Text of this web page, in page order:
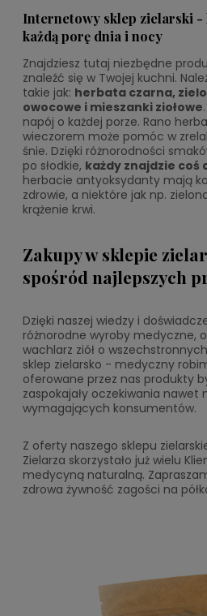
Internetowy sklep zielarski -
każdą porę dnia i nocy
Znajdziesz tutaj niezbędne
znaleźć się w Twojej kuchni.
takie jak: herbata czarna,
owocowe i mieszanki ziołowe
napój o każdej porze. Rano
wieczorem może pomóc w
śnie. Dzięki różnorodności
po słodkie, każdy znajdzie coś
herbacie antyoksydanty mają
zdrowie, a niektóre jak np.
krążenie krwi.
Zakupy w sklepie
spośród najlepszych
Dzięki naszej wiedzy i
różnorodne wyroby medyczne,
wachlarz ziół o
sklep zielarsko - medyczny
oferowane przez nas produkty
zaspokajały oczekiwania nawet
wymagających konsumentów.
Z oferty naszego sklepu
Zielarza skorzystało już wielu
medycyną naturalną.
zdrowa żywność zagości na